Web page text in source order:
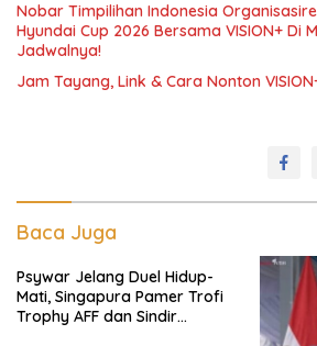
Nobar Timpilihan Indonesia
Hyundai Cup 2026 Bersama VISION+ Di
Jadwalnya!
Jam Tayang, Link & Cara Nonton
Baca Juga
Psywar Jelang Duel Hidup-
Mati, Singapura Pamer Trofi
Trophy AFF dan Sindir